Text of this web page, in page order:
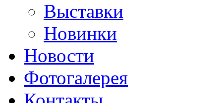
Выставки
Новинки
Новости
Фотогалерея